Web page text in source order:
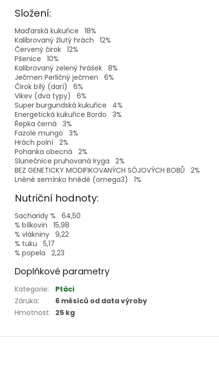
Složení:
Maďarská kukuřice 18%
Kalibrovaný žlutý hrách 12%
Červený čirok 12%
Pšenice 10%
Kalibrovaný zelený hrášek 8%
Ječmen Perličný ječmen 6%
Čirok bílý (darí) 6%
Vikev (dva typy) 6%
Super burgundská kukuřice 4%
Energetická kukuřice Bordo 3%
Řepka černá 3%
Fazole mungo 3%
Hrách polní 2%
Pohanka obecná 2%
Slunečnice pruhovaná Iryga 2%
BEZ GENETICKY MODIFIKOVANÝCH SÓJOVÝCH BOBŮ 2%
Lněné semínko hnědé (omega3) 1%
Nutriční hodnoty:
Sacharidy % 64,50
% bílkovin 15,98
% vlákniny 9,22
% tuku 5,17
% popela 2,23
Doplňkové parametry
Kategorie:
Ptáci
Záruka:
6 měsíců od data výroby
Hmotnost: 25 kg
Z